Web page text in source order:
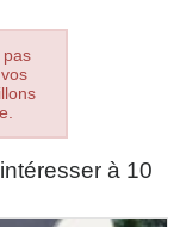
pas
à 10